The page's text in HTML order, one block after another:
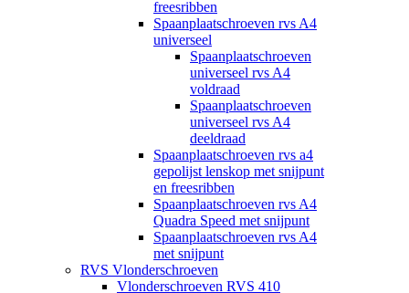
freesribben
Spaanplaatschroeven rvs A4
universeel
Spaanplaatschroeven
universeel rvs A4
voldraad
Spaanplaatschroeven
universeel rvs A4
deeldraad
Spaanplaatschroeven rvs a4
gepolijst lenskop met snijpunt
en freesribben
Spaanplaatschroeven rvs A4
Quadra Speed met snijpunt
Spaanplaatschroeven rvs A4
met snijpunt
RVS Vlonderschroeven
Vlonderschroeven RVS 410